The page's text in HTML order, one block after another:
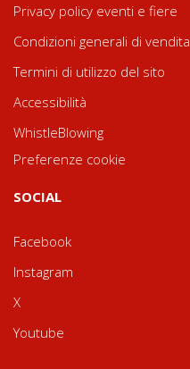
Privacy policy eventi e fiere
Condizioni generali di vendita
Termini di utilizzo del sito
Accessibilità
WhistleBlowing
Preferenze cookie
SOCIAL
Facebook
Instagram
X
Youtube